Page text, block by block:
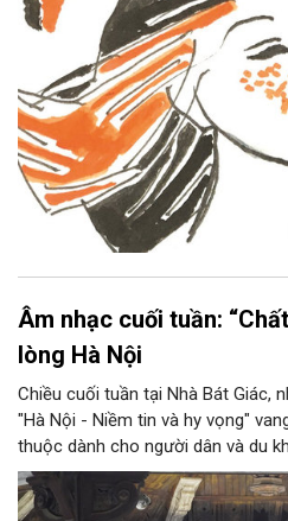
Âm nhạc cuối tuần:
lòng Hà Nội
Chiều cuối tuần tại Nhà Bát Giác,
"Hà Nội - Niềm tin và hy vọng"
thuộc dành cho người dân và du
điệu jazz kinh điển của thế giới
diễn của NSƯT Quyền Văn Minh